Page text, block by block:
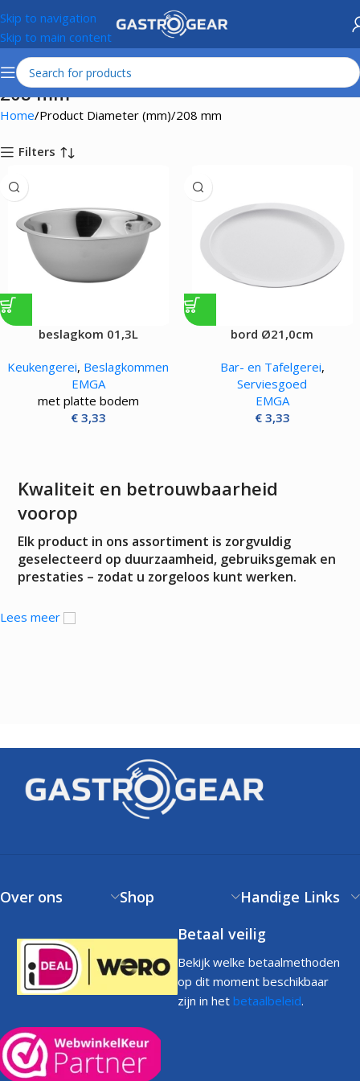
Skip to navigation
Skip to main content
208 mm
Home Product Diameter (mm) 208 mm
Filters
beslagkom 01,3L
Keukengerei, Beslagkommen
EMGA
met platte bodem
€3,33
bord Ø21,0cm
Bar- en Tafelgerei,
Serviesgoed
EMGA
€3,33
Kwaliteit en betrouwbaarheid
voorop
Elk product in ons assortiment is zorgvuldig
geselecteerd op duurzaamheid, gebruiksgemak en
prestaties – zodat u zorgeloos kunt werken.
Lees meer
Over ons Shop
Handige Links
Betaal veilig
Bekijk welke betaalmethoden
op dit moment beschikbaar
zijn in het betaalbeleid.